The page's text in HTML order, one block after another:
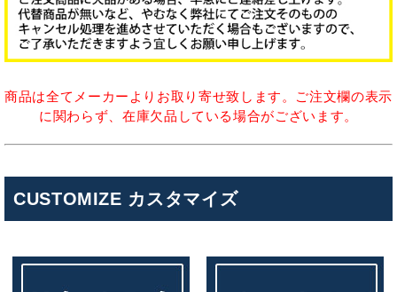
商品は全てメーカーよりお取り寄せ致します。ご注文欄の表示
に関わらず、在庫欠品している場合がございます。
CUSTOMIZE カスタマイズ